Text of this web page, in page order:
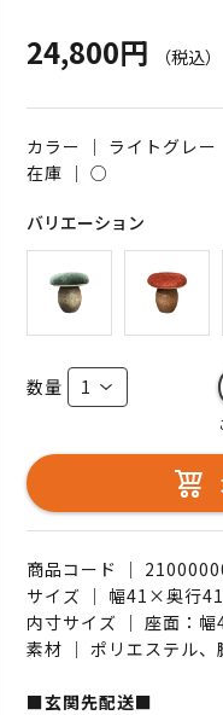
24,800円
（税込）
カラー ｜ ライトグレー
在庫 ｜○
バリエーション
数量
商品コード ｜
サイズ ｜ 幅41×奥行
内寸サイズ ｜ 座面：
素材 ｜ ポリエステル、
■玄関先配送■